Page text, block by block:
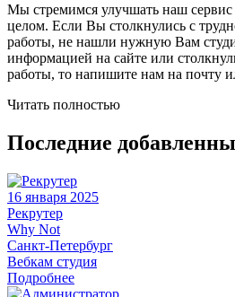
Мы стремимся улучшать наш
целом. Если Вы столкнулись с
работы, не нашли нужную Вам
информацией на сайте или
работы, то напишите нам на почту
Читать полностью
Последние
16 января 2025
Рекрутер
Why Not
Санкт-Петербург
Вебкам студия
Подробнее